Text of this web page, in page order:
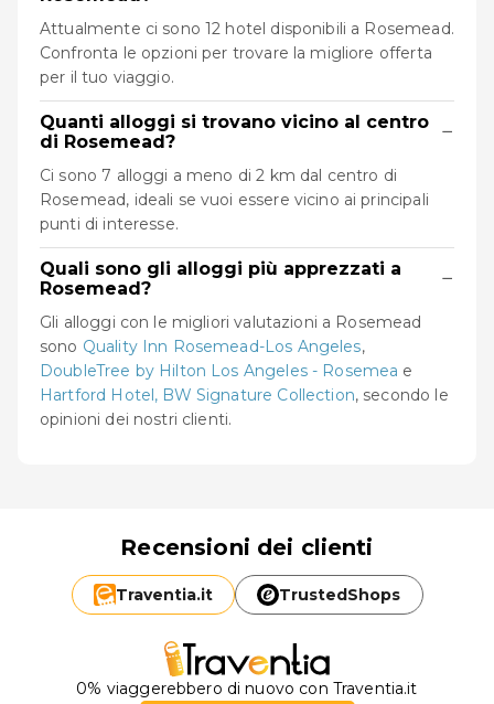
Attualmente ci sono 12 hotel disponibili a Rosemead.
Confronta le opzioni per trovare la migliore offerta
per il tuo viaggio.
Quanti alloggi si trovano vicino al centro
di Rosemead?
−
Ci sono 7 alloggi a meno di 2 km dal centro di
Rosemead, ideali se vuoi essere vicino ai principali
punti di interesse.
Quali sono gli alloggi più apprezzati a
Rosemead?
−
Gli alloggi con le migliori valutazioni a Rosemead
sono Quality Inn Rosemead-Los Angeles,
DoubleTree by Hilton Los Angeles - Rosemea e
Hartford Hotel, BW Signature Collection, secondo le
opinioni dei nostri clienti.
Recensioni dei clienti
Traventia.it TrustedShops
0% viaggerebbero di nuovo con Traventia.it